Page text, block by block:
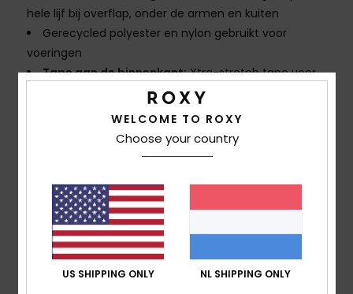
hele lijf bij overflap, onder de armen en kuiten
Gerecycled polyester en nylon gebruikt voor
voeringen
Tape aan de binnenkant:Xtra-stretch tape voor,
achter en bij de mouwen
Naden: GBS (gelijmde en half doorgestikte) naden
Lijm op waterbasis gebruikt voor lamineren
Instapsysteem:Instapsysteem met rits op de borst
met een plastic PK#8-rits
Kniepads: Supratex kniepads: duurzaam
licht en rekbaar
WELCOME TO ROXY
Choose your country
US SHIPPING ONLY NL SHIPPING ONLY